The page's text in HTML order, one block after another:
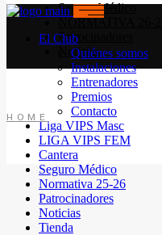
Seguro Médico
NORMATIVA 26-27
Patrocinadores
Noticias
El Club
Quiénes somos
Instalaciones
Entrenadores
Premios
Contacto
Liga VIPS Masc
LIGA VIPS FEM
Cantera
Seguro Médico
Normativa 25-26
Patrocinadores
Noticias
Tienda
HOME